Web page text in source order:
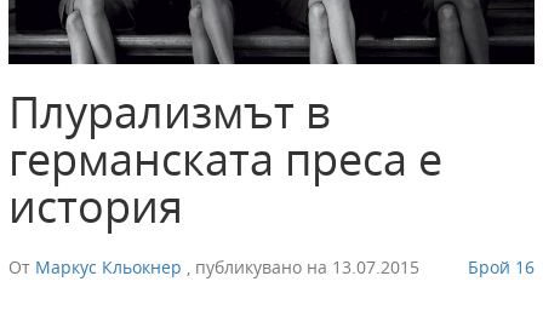
Плурализмът в
германската преса е
история
От Маркус Кльокнер , публикувано на 13.07.2015 Брой 16